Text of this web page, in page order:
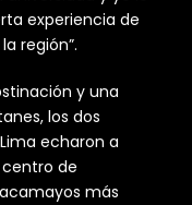
experiencia de
región”.
y una
los dos
echaron a
de
más